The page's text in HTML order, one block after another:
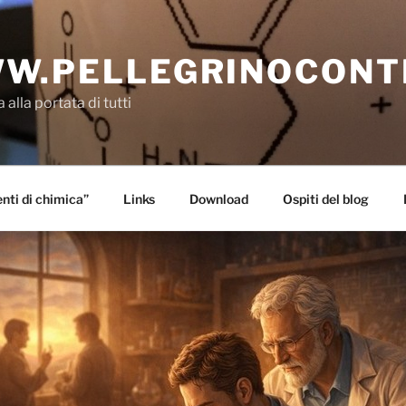
alla portata di tutti
di chimica” Links Download Ospiti del blog